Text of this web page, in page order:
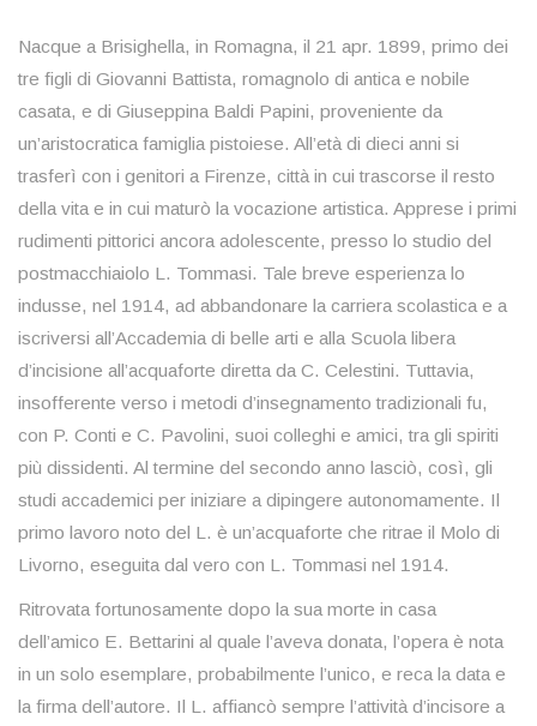
Nacque a Brisighella, in Romagna, il 21 apr. 1899, primo dei
tre figli di Giovanni Battista, romagnolo di antica e nobile
casata, e di Giuseppina Baldi Papini, proveniente da
un’aristocratica famiglia pistoiese. All’età di dieci anni si
trasferì con i genitori a Firenze, città in cui trascorse il resto
della vita e in cui maturò la vocazione artistica. Apprese i primi
rudimenti pittorici ancora adolescente, presso lo studio del
postmacchiaiolo L. Tommasi. Tale breve esperienza lo
indusse, nel 1914, ad abbandonare la carriera scolastica e a
iscriversi all’Accademia di belle arti e alla Scuola libera
d’incisione all’acquaforte diretta da C. Celestini. Tuttavia,
insofferente verso i metodi d’insegnamento tradizionali fu,
con P. Conti e C. Pavolini, suoi colleghi e amici, tra gli spiriti
più dissidenti. Al termine del secondo anno lasciò, così, gli
studi accademici per iniziare a dipingere autonomamente. Il
primo lavoro noto del L. è un’acquaforte che ritrae il Molo di
Livorno, eseguita dal vero con L. Tommasi nel 1914.
Ritrovata fortunosamente dopo la sua morte in casa
dell’amico E. Bettarini al quale l’aveva donata, l’opera è nota
in un solo esemplare, probabilmente l’unico, e reca la data e
la firma dell’autore. Il L. affiancò sempre l’attività d’incisore a